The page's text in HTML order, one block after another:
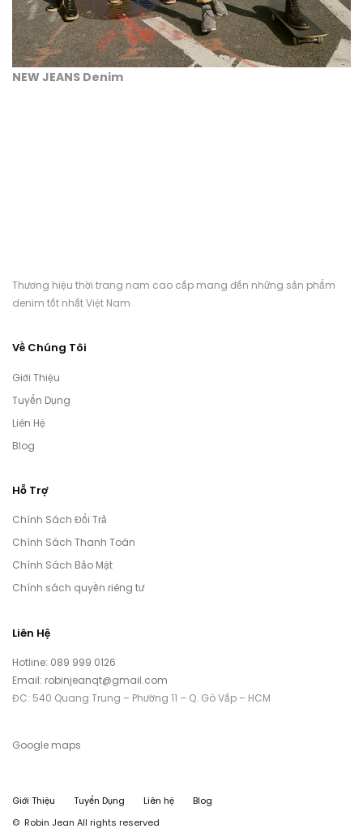
NEW JEANS Denim
Thương hiệu thời trang nam cao cấp mang đến những sản phẩm
denim tốt nhất Việt Nam
Về Chúng Tôi
Giới Thiệu
Tuyển Dụng
Liên Hệ
Blog
Hỗ Trợ
Chính Sách Đổi Trả
Chính Sách Thanh Toán
Chính Sách Bảo Mật
Chính sách quyền riêng tư
Liên Hệ
Hotline: 089 999 0126
Email: robinjeanqt@gmail.com
ĐC: 540 Quang Trung – Phường 11 – Q. Gò Vấp – HCM
Google maps
Giới Thiệu Tuyển Dụng Liên hệ
Blog
© Robin Jean All rights reserved